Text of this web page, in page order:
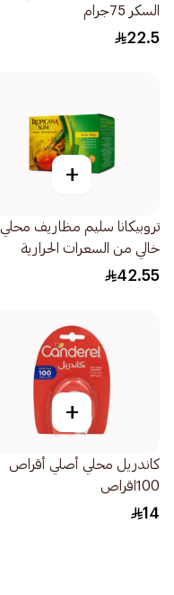
السكر 75جرام
22.5
+
تروبيكانا سليم مظاريف محلي
خالي من السعرات الحرارية
100قطعة
42.55
+
كاندريل محلي أصلي أقراص
100اقراص
14